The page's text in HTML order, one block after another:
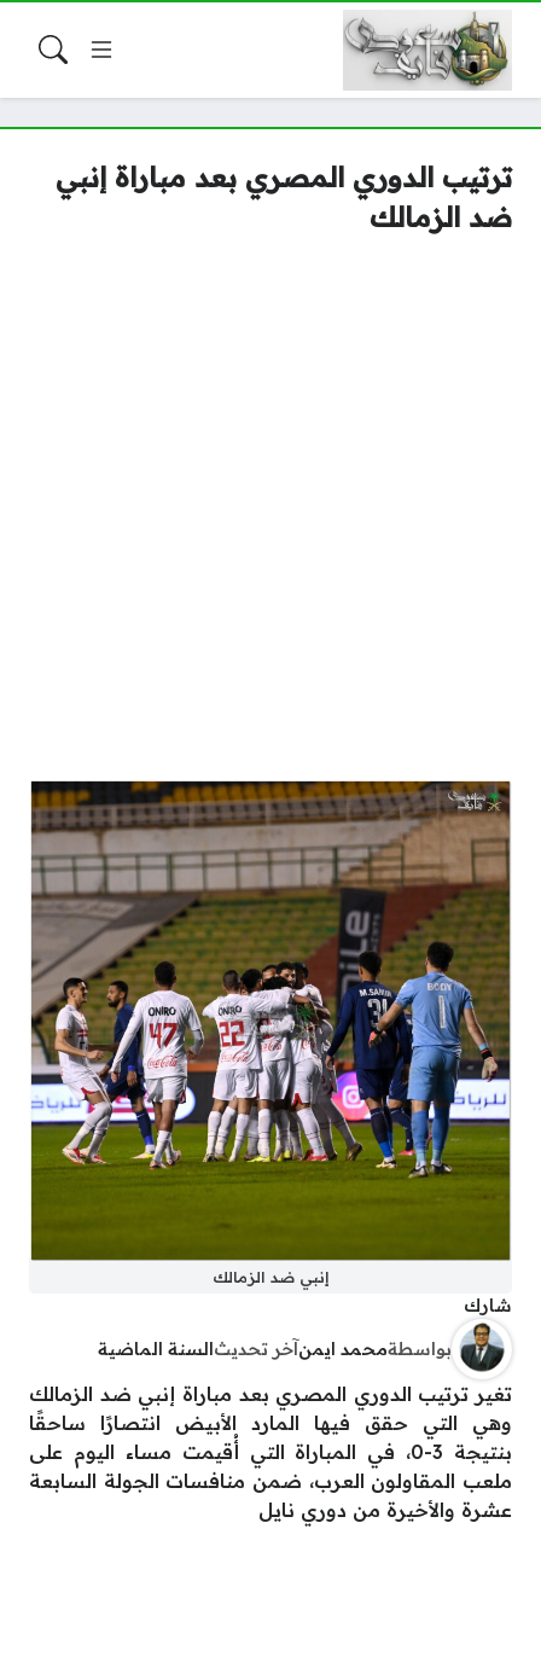
ترتيب الدوري المصري بعد مباراة إنبي
ضد الزمالك
إنبي ضد الزمالك
شارك
بواسطةمحمد ايمنآخر تحديثالسنة الماضية
تغير ترتيب الدوري المصري بعد مباراة إنبي ضد الزمالك
وهي التي حقق فيها المارد الأبيض انتصارًا ساحقًا
بنتيجة 3-0، في المباراة التي أُقيمت مساء اليوم على
ملعب المقاولون العرب، ضمن منافسات الجولة السابعة
عشرة والأخيرة من دوري نايل